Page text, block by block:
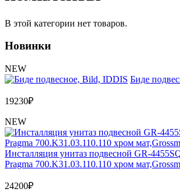
В этой категории нет товаров.
Новинки
NEW
Биде
19230₽
NEW
Инсталляция унитаз подвесной GR-
Pragma 700.K31.03.110.110 хром
24200₽